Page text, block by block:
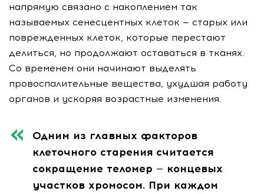
напрямую связано с накоплением так
называемых сенесцентных клеток — старых или
поврежденных клеток, которые перестают
делиться, но продолжают оставаться в тканях.
Со временем они начинают выделять
провоспалительные вещества, ухудшая работу
органов и ускоряя возрастные изменения.
Одним из главных факторов
клеточного старения считается
сокращение теломер — концевых
участков хромосом. При каждом